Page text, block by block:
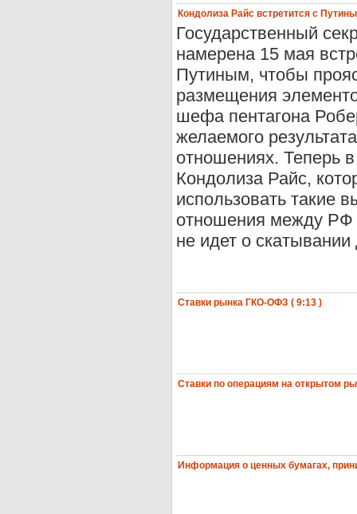
Кондолиза Райс встретится с
Государственный
намерена 15 мая
Путиным, чтобы
размещения
шефа пентагона
желаемого
отношениях. Теперь
Кондолиза Райс,
использовать такие
отношения между РФ
не идет о
Ставки рынка ГКО-ОФЗ ( 9:13 )
Ставки по операциям на открытом
Информация о ценных бумагах,